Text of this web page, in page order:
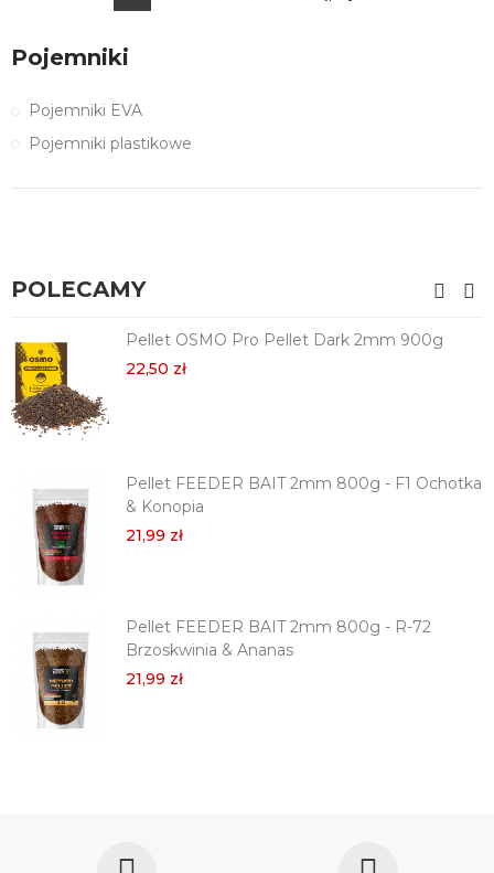
Pojemniki
Pojemniki EVA
Pojemniki plastikowe
POLECAMY
Pellet OSMO Pro Pellet Dark 2mm 900g
22,50 zł
Pellet FEEDER BAIT 2mm 800g - F1 Ochotka
& Konopia
21,99 zł
Pellet FEEDER BAIT 2mm 800g - R-72
Brzoskwinia & Ananas
21,99 zł